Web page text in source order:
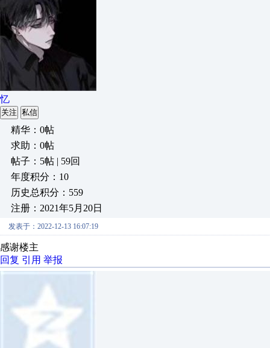
忆
关注 私信
精华：0帖
求助：0帖
帖子：5帖 | 59回
年度积分：10
历史总积分：559
注册：2021年5月20日
发表于：2022-12-13 16:07:19
感谢楼主
回复 引用 举报